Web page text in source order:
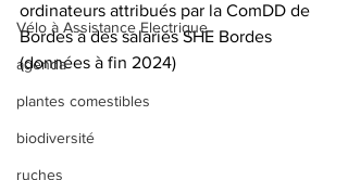
Vélo à Assistance Electrique
agenda
plantes comestibles
biodiversité
ruches
ordinateurs attribués par la ComDD de
Bordes à des salariés SHE Bordes
(données à fin 2024)